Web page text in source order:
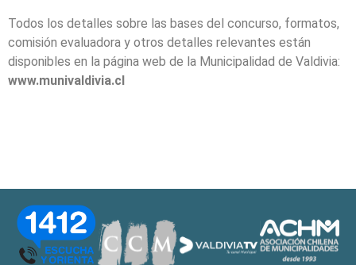
Todos los detalles sobre las bases del concurso, formatos,
comisión evaluadora y otros detalles relevantes están
disponibles en la página web de la Municipalidad de Valdivia:
www.munivaldivia.cl